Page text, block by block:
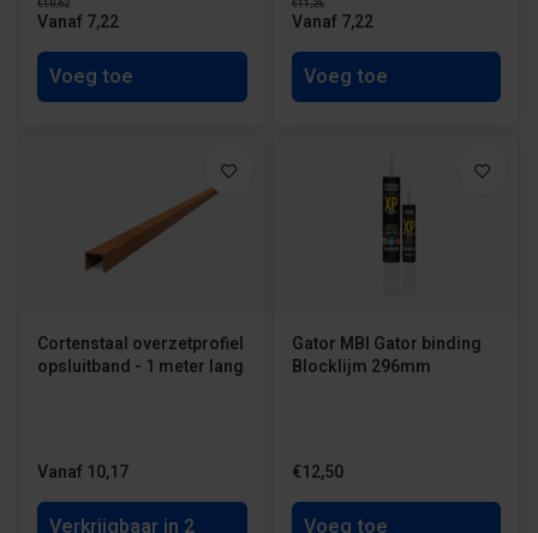
Vanaf 7,22
Voeg toe
Vanaf 7,22
Voeg toe
Cortenstaal overzetprofiel
opsluitband - 1 meter lang
Vanaf 10,17
Verkrijgbaar in 2
Gator MBI Gator binding
Blocklijm 296mm
€12,50
Voeg toe